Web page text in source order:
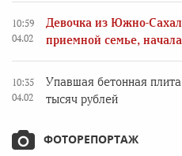
10:59
04.02
Девочка из Южно-
приемной семье,
10:35
04.02
Упавшая бетонная
тысяч рублей
ФОТОРЕПОРТАЖ